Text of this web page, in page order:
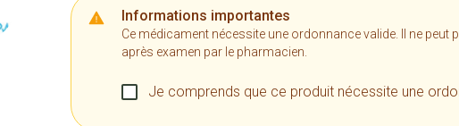
Informations importantes
Ce médicament nécessite une ordonnance valide. Il ne peut
après examen par le pharmacien.
Je comprends que ce produit nécessite une